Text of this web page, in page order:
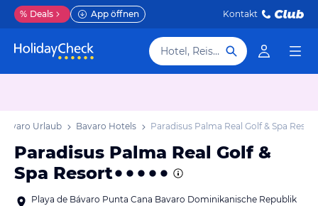
% Deals App öffnen Kontakt
Hotel, Reiseziel
Bavaro Urlaub Bavaro Hotels Paradisus Palma Real Golf & Spa Resort
Paradisus Palma Real Golf &
Spa Resort
Playa de Bávaro Punta Cana Bavaro Dominikanische Republik